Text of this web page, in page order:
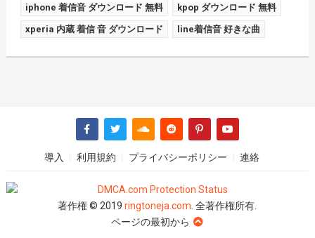
iphone 着信音 ダウンロード 無料 kpop ダウンロード 無料
xperia 内蔵 着信 音 ダウンロード line着信音 好きな曲
導入 利用規約 プライバシーポリシー 連絡
著作権 © 2019ringtoneja.com . 全著作権所有.
ページの最初から